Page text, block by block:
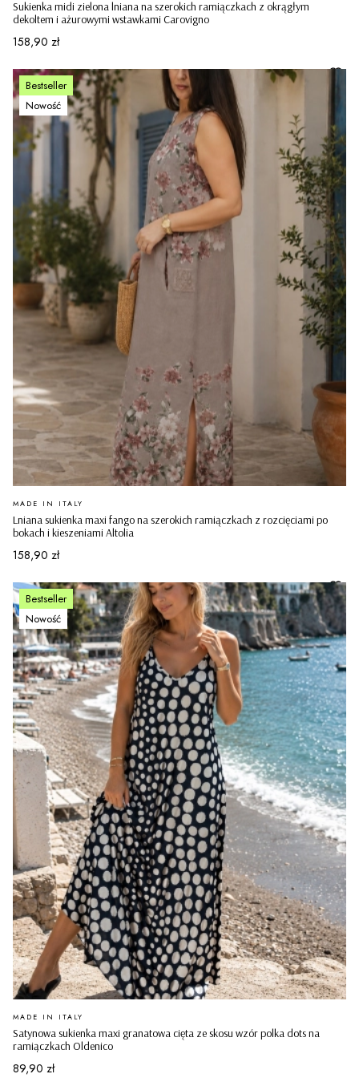
Sukienka midi zielona lniana na szerokich ramiączkach z okrągłym
dekoltem i ażurowymi wstawkami Carovigno
Cena
158,90 zł
Bestseller
Nowość
Lniana sukienka maxi fango na szerokich ramiączkach z rozcięciami po
bokach i kieszeniami Altolia
PRODUCENT
MADE IN ITALY
Cena
158,90 zł
Bestseller
Nowość
Satynowa sukienka maxi granatowa cięta ze skosu wzór polka dots na
ramiączkach Oldenico
PRODUCENT
MADE IN ITALY
Cena
89,90 zł